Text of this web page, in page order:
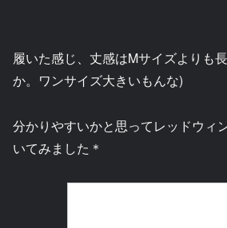
履いた感じ、丈感はMサイズよりも
か。ワンサイズ大きいもんな)
分かりやすいかと思ってレッドウィ
いてみました＊